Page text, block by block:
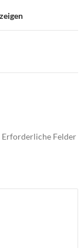
Erforderliche Felder